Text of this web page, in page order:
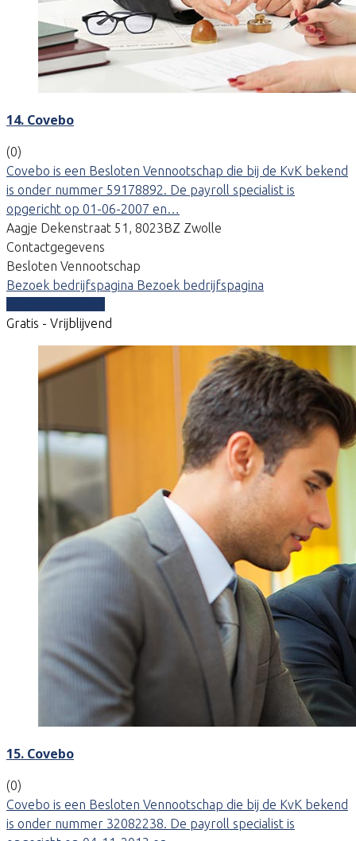
14. Covebo
(0)
Covebo is een Besloten Vennootschap die bij de KvK bekend
is onder nummer 59178892. De payroll specialist is
opgericht op 01-06-2007 en…
Aagje Dekenstraat 51, 8023BZ Zwolle
Contactgegevens
Besloten Vennootschap
Bezoek bedrijfspagina Bezoek bedrijfspagina
Gratis - Vrijblijvend
15. Covebo
(0)
Covebo is een Besloten Vennootschap die bij de KvK bekend
is onder nummer 32082238. De payroll specialist is